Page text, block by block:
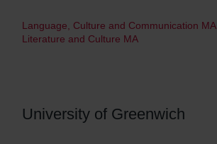
Language, Culture and Communication MA
Literature and Culture MA
University of Greenwich